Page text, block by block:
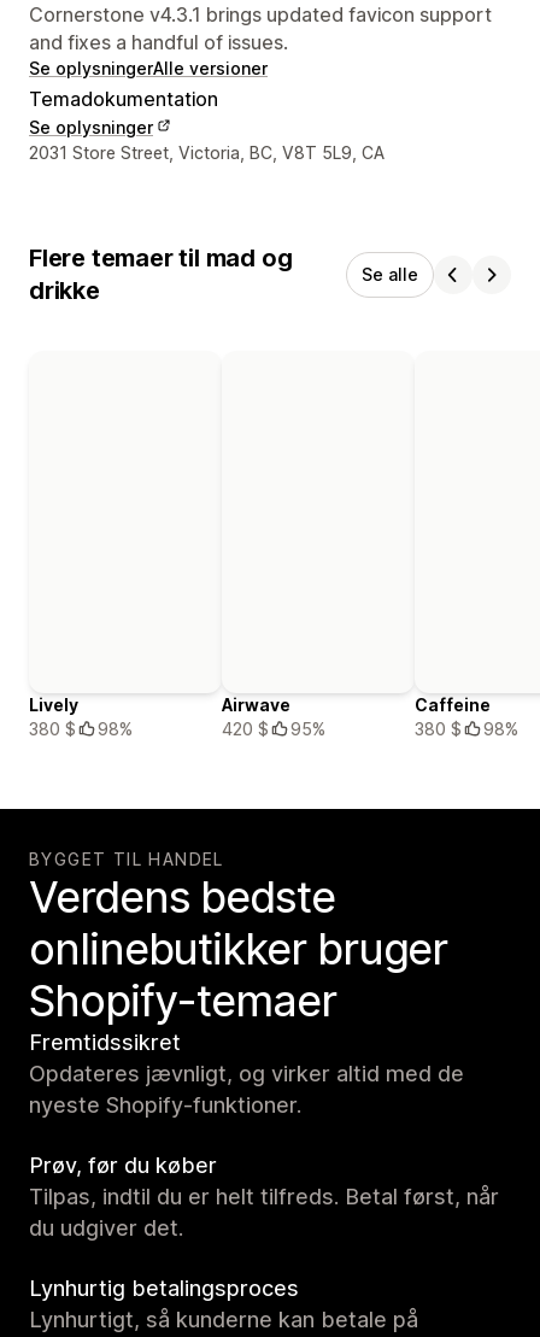
Cornerstone v4.3.1 brings updated favicon support
and fixes a handful of issues.
Se oplysningerAlle versioner
Temadokumentation
Se oplysninger
Se kontaktoplysninger
2031 Store Street, Victoria, BC, V8T 5L9, CA
Flere temaer til mad og
drikke
Se alle
Lively
380 $
98%
Airwave
420 $
95%
Caffeine
380 $
98%
BYGGET TIL HANDEL
Verdens bedste
onlinebutikker bruger
Shopify-temaer
Fremtidssikret
Opdateres jævnligt, og virker altid med de
nyeste Shopify-funktioner.
Prøv, før du køber
Tilpas, indtil du er helt tilfreds. Betal først, når
du udgiver det.
Lynhurtig betalingsproces
Lynhurtigt, så kunderne kan betale på